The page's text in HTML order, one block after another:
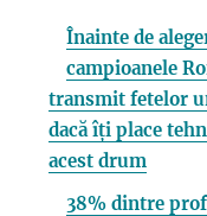
Înainte de
campioanele
transmit fetelor
dacă îți place
acest drum
38% dintre